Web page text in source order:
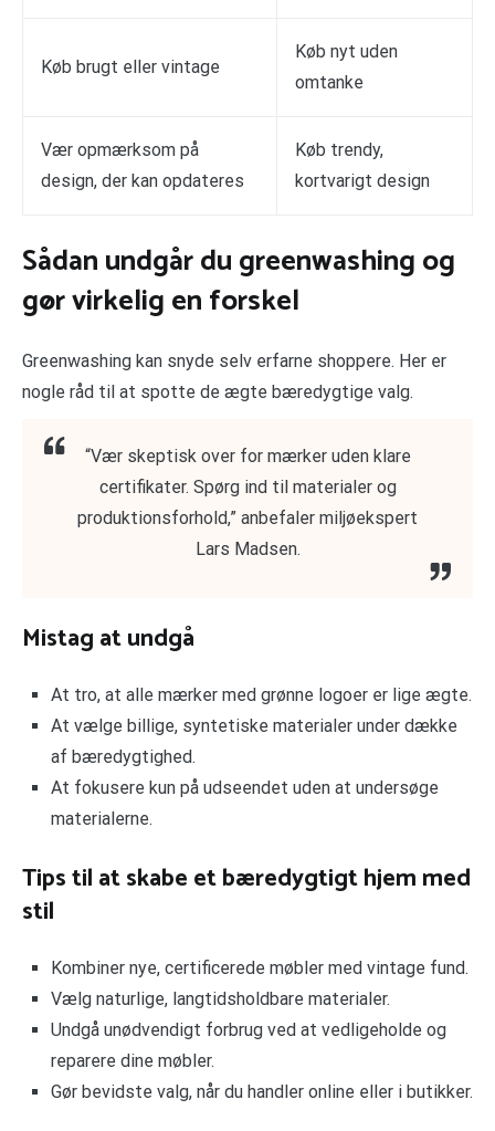
Køb brugt eller vintage
Køb nyt uden
omtanke
Vær opmærksom på
design, der kan opdateres
Køb trendy,
kortvarigt design
Sådan undgår du greenwashing og
gør virkelig en forskel
Greenwashing kan snyde selv erfarne shoppere. Her er
nogle råd til at spotte de ægte bæredygtige valg.
“Vær skeptisk over for mærker uden klare
certifikater. Spørg ind til materialer og
produktionsforhold,” anbefaler miljøekspert
Lars Madsen.
Mistag at undgå
At tro, at alle mærker med grønne logoer er lige ægte.
At vælge billige, syntetiske materialer under dække
af bæredygtighed.
At fokusere kun på udseendet uden at undersøge
materialerne.
Tips til at skabe et bæredygtigt hjem med
stil
Kombiner nye, certificerede møbler med vintage fund.
Vælg naturlige, langtidsholdbare materialer.
Undgå unødvendigt forbrug ved at vedligeholde og
reparere dine møbler.
Gør bevidste valg, når du handler online eller i butikker.